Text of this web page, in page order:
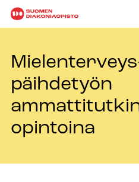
päihdetyön
opintoina